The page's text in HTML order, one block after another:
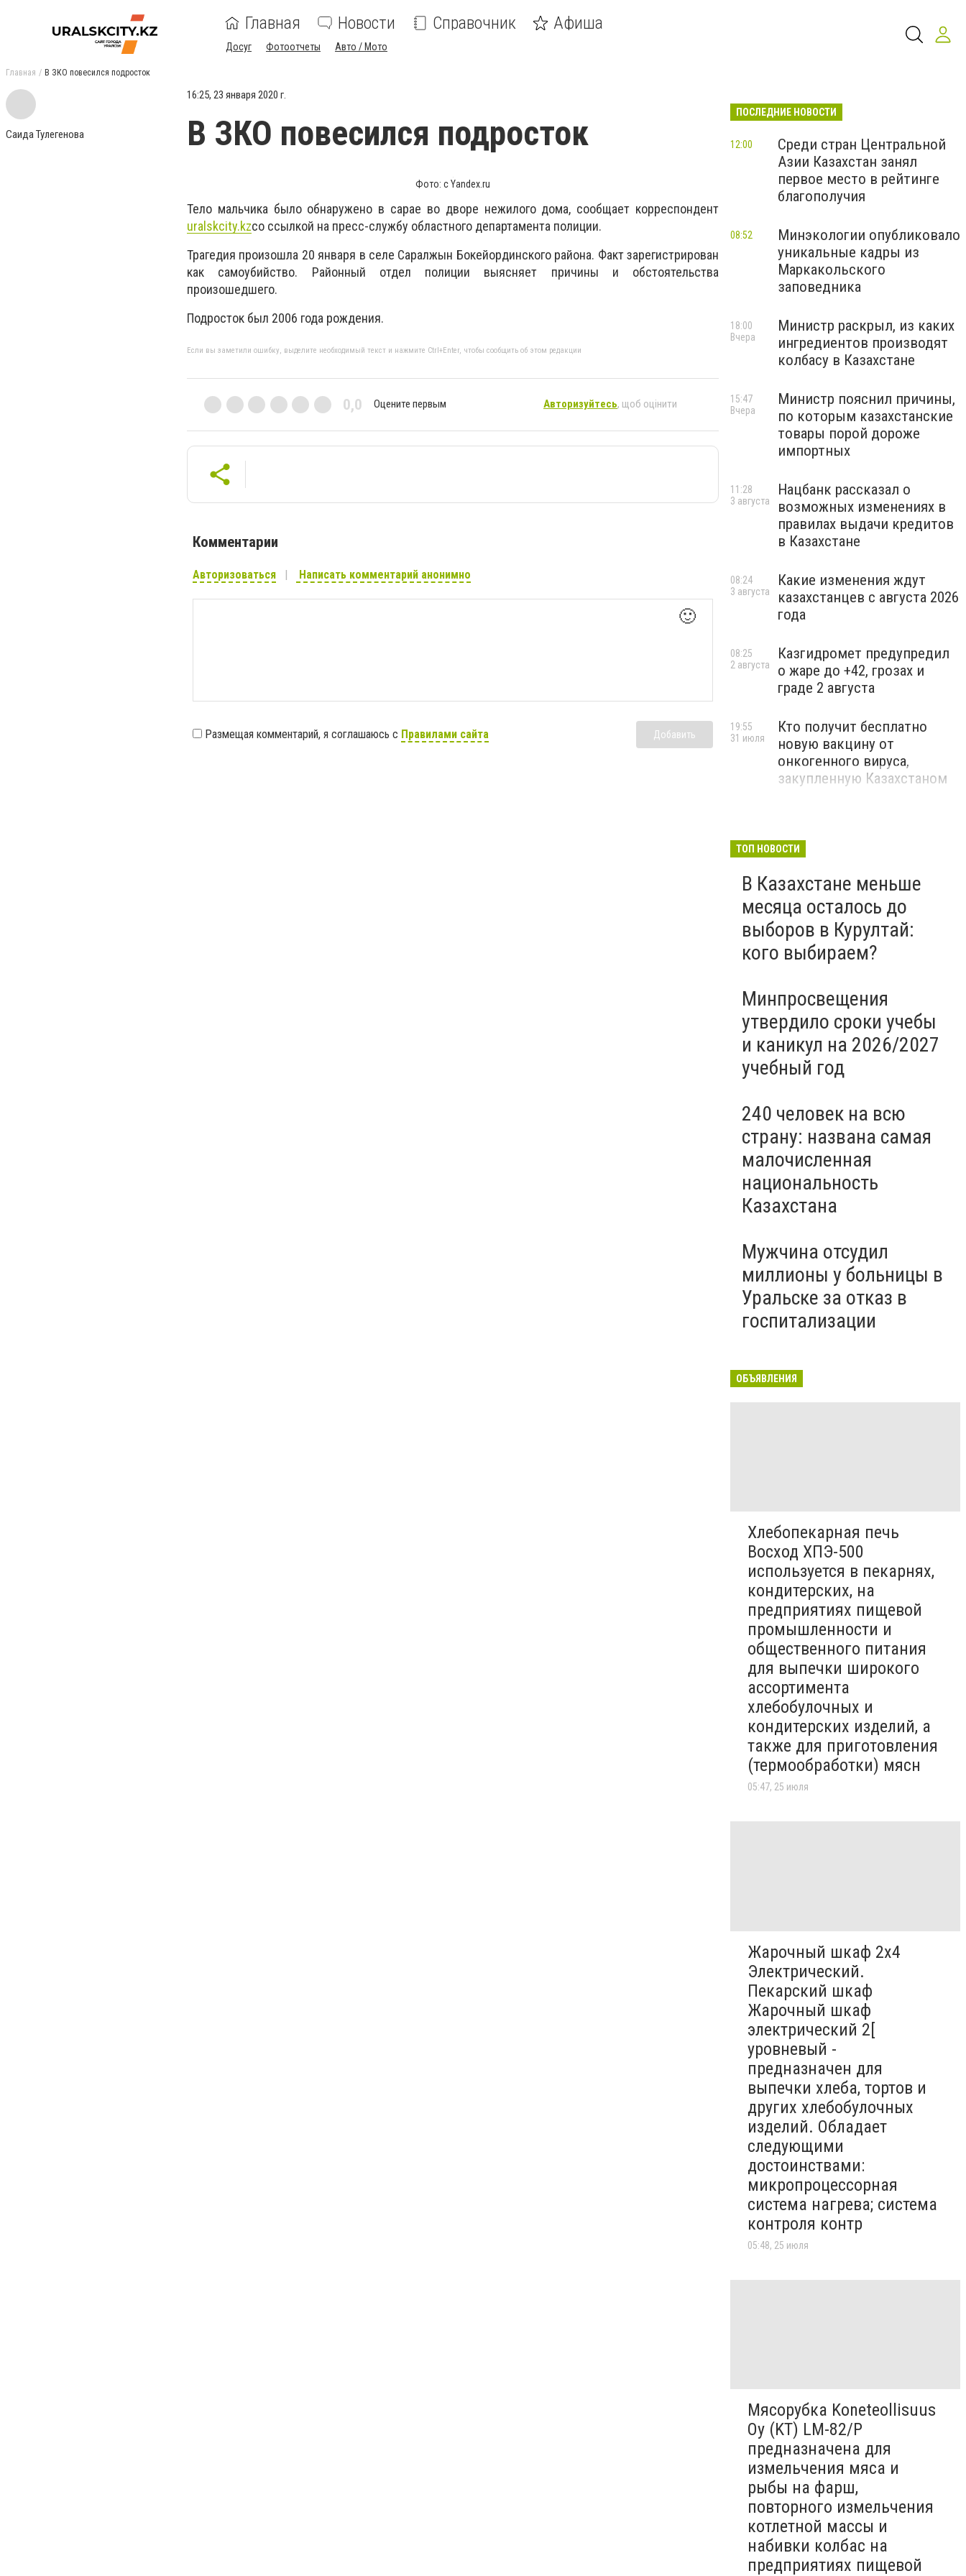
Главная Новости Справочник Афиша
Досуг Фотоотчеты Авто / Мото
Главная В ЗКО повесился подросток
Саида Тулегенова
16:25, 23 января 2020 г.
В ЗКО повесился подросток
Фото: с Yandex.ru
Тело мальчика было обнаружено в сарае во дворе нежилого дома, сообщает корреспондент
uralskcity.kzсо ссылкой на пресс-службу областного департамента полиции.
Трагедия произошла 20 января в селе Саралжын Бокейординского района. Факт зарегистрирован
как самоубийство. Районный отдел полиции выясняет причины и обстоятельства
произошедшего.
Подросток был 2006 года рождения.
Если вы заметили ошибку, выделите необходимый текст и нажмите Ctrl+Enter, чтобы сообщить об этом редакции
0,0 Оцените первым Авторизуйтесь, щоб оцінити
Комментарии
Авторизоваться Написать комментарий анонимно
🙂
Размещая комментарий, я соглашаюсь с Правилами сайта Добавить
ПОСЛЕДНИЕ НОВОСТИ
Среди стран Центральной
Азии Казахстан занял
первое место в рейтинге
благополучия
12:00
Минэкологии опубликовало
уникальные кадры из
Маркакольского
заповедника
08:52
Министр раскрыл, из каких
ингредиентов производят
колбасу в Казахстане
18:00
Вчера
Министр пояснил причины,
по которым казахстанские
товары порой дороже
импортных
15:47
Вчера
Нацбанк рассказал о
возможных изменениях в
правилах выдачи кредитов
в Казахстане
11:28
3 августа
Какие изменения ждут
казахстанцев с августа 2026
года
08:24
3 августа
Казгидромет предупредил
о жаре до +42, грозах и
граде 2 августа
08:25
2 августа
Кто получит бесплатно
новую вакцину от
онкогенного вируса,
закупленную Казахстаном
19:55
31 июля
ТОП НОВОСТИ
В Казахстане меньше
месяца осталось до
выборов в Курултай:
кого выбираем?
Минпросвещения
утвердило сроки учебы
и каникул на 2026/2027
учебный год
240 человек на всю
страну: названа самая
малочисленная
национальность
Казахстана
Мужчина отсудил
миллионы у больницы в
Уральске за отказ в
госпитализации
ОБЪЯВЛЕНИЯ
Хлебопекарная печь
Восход ХПЭ-500
используется в пекарнях,
кондитерских, на
предприятиях пищевой
промышленности и
общественного питания
для выпечки широкого
ассортимента
хлебобулочных и
кондитерских изделий, а
также для приготовления
(термообработки) мясн
05:47, 25 июля
Жарочный шкаф 2х4
Электрический.
Пекарский шкаф
Жарочный шкаф
электрический 2[
уровневый -
предназначен для
выпечки хлеба, тортов и
других хлебобулочных
изделий. Обладает
следующими
достоинствами:
микропроцессорная
система нагрева; система
контроля контр
05:48, 25 июля
Мясорубка Koneteollisuus
Oy (KT)​ LM-82/P
предназначена для
измельчения мяса и
рыбы на фарш,
повторного измельчения
котлетной массы и
набивки колбас на
предприятиях пищевой